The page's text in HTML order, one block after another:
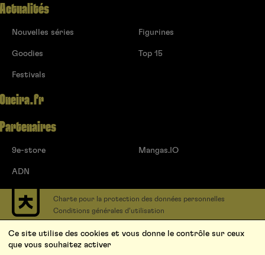
Actualités
Nouvelles séries
Goodies
Festivals
Figurines
Top 15
Oneira.fr
Partenaires
9e-store
ADN
Mangas.IO
Charte pour la protection des données personnelles
Conditions générales d’utilisation
Contact
Soumettre un projet
Proposer une série
Ce site utilise des cookies et vous donne le contrôle sur ceux
que vous souhaitez activer